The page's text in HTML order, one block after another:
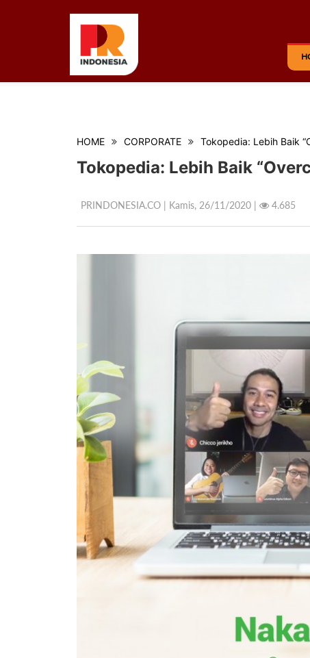
HOME CORPORATE Tokopedia: Lebih Baik
Tokopedia: Lebih Baik
PRINDONESIA.CO | Kamis, 26/11/2020 | 4.685